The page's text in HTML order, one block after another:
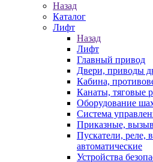
Назад
Каталог
Лифт
Назад
Лифт
Главный привод
Двери, приводы
Кабина,
Канаты, тяговые
Оборудование
Система
Приказные,
Пускатели, реле,
автоматические
Устройства